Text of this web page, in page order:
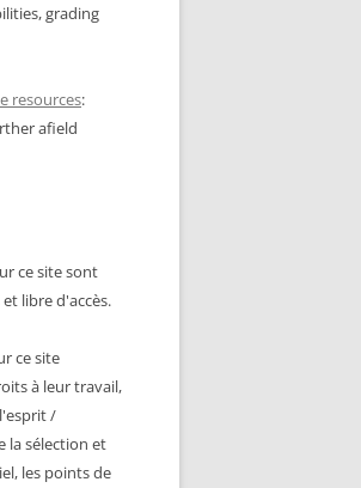
grading
resources:
afield
ce site sont
libre d'accès.
ce site
à leur travail,
/
la sélection et
les points de